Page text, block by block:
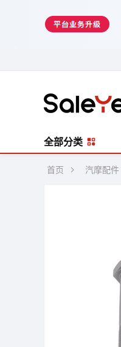
全部分类
首页 汽摩配件